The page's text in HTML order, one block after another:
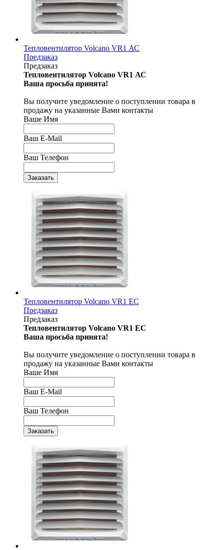
Тепловентилятор Volcano VR1 АС
Предзаказ
Предзаказ
Тепловентилятор Volcano VR1 АС
Ваша просьба принята!
Вы получите уведомление о поступлении товара в
продажу на указанные Вами контакты
Ваше Имя
Ваш E-Mail
Ваш Телефон
Тепловентилятор Volcano VR1 ЕС
Предзаказ
Предзаказ
Тепловентилятор Volcano VR1 ЕС
Ваша просьба принята!
Вы получите уведомление о поступлении товара в
продажу на указанные Вами контакты
Ваше Имя
Ваш E-Mail
Ваш Телефон